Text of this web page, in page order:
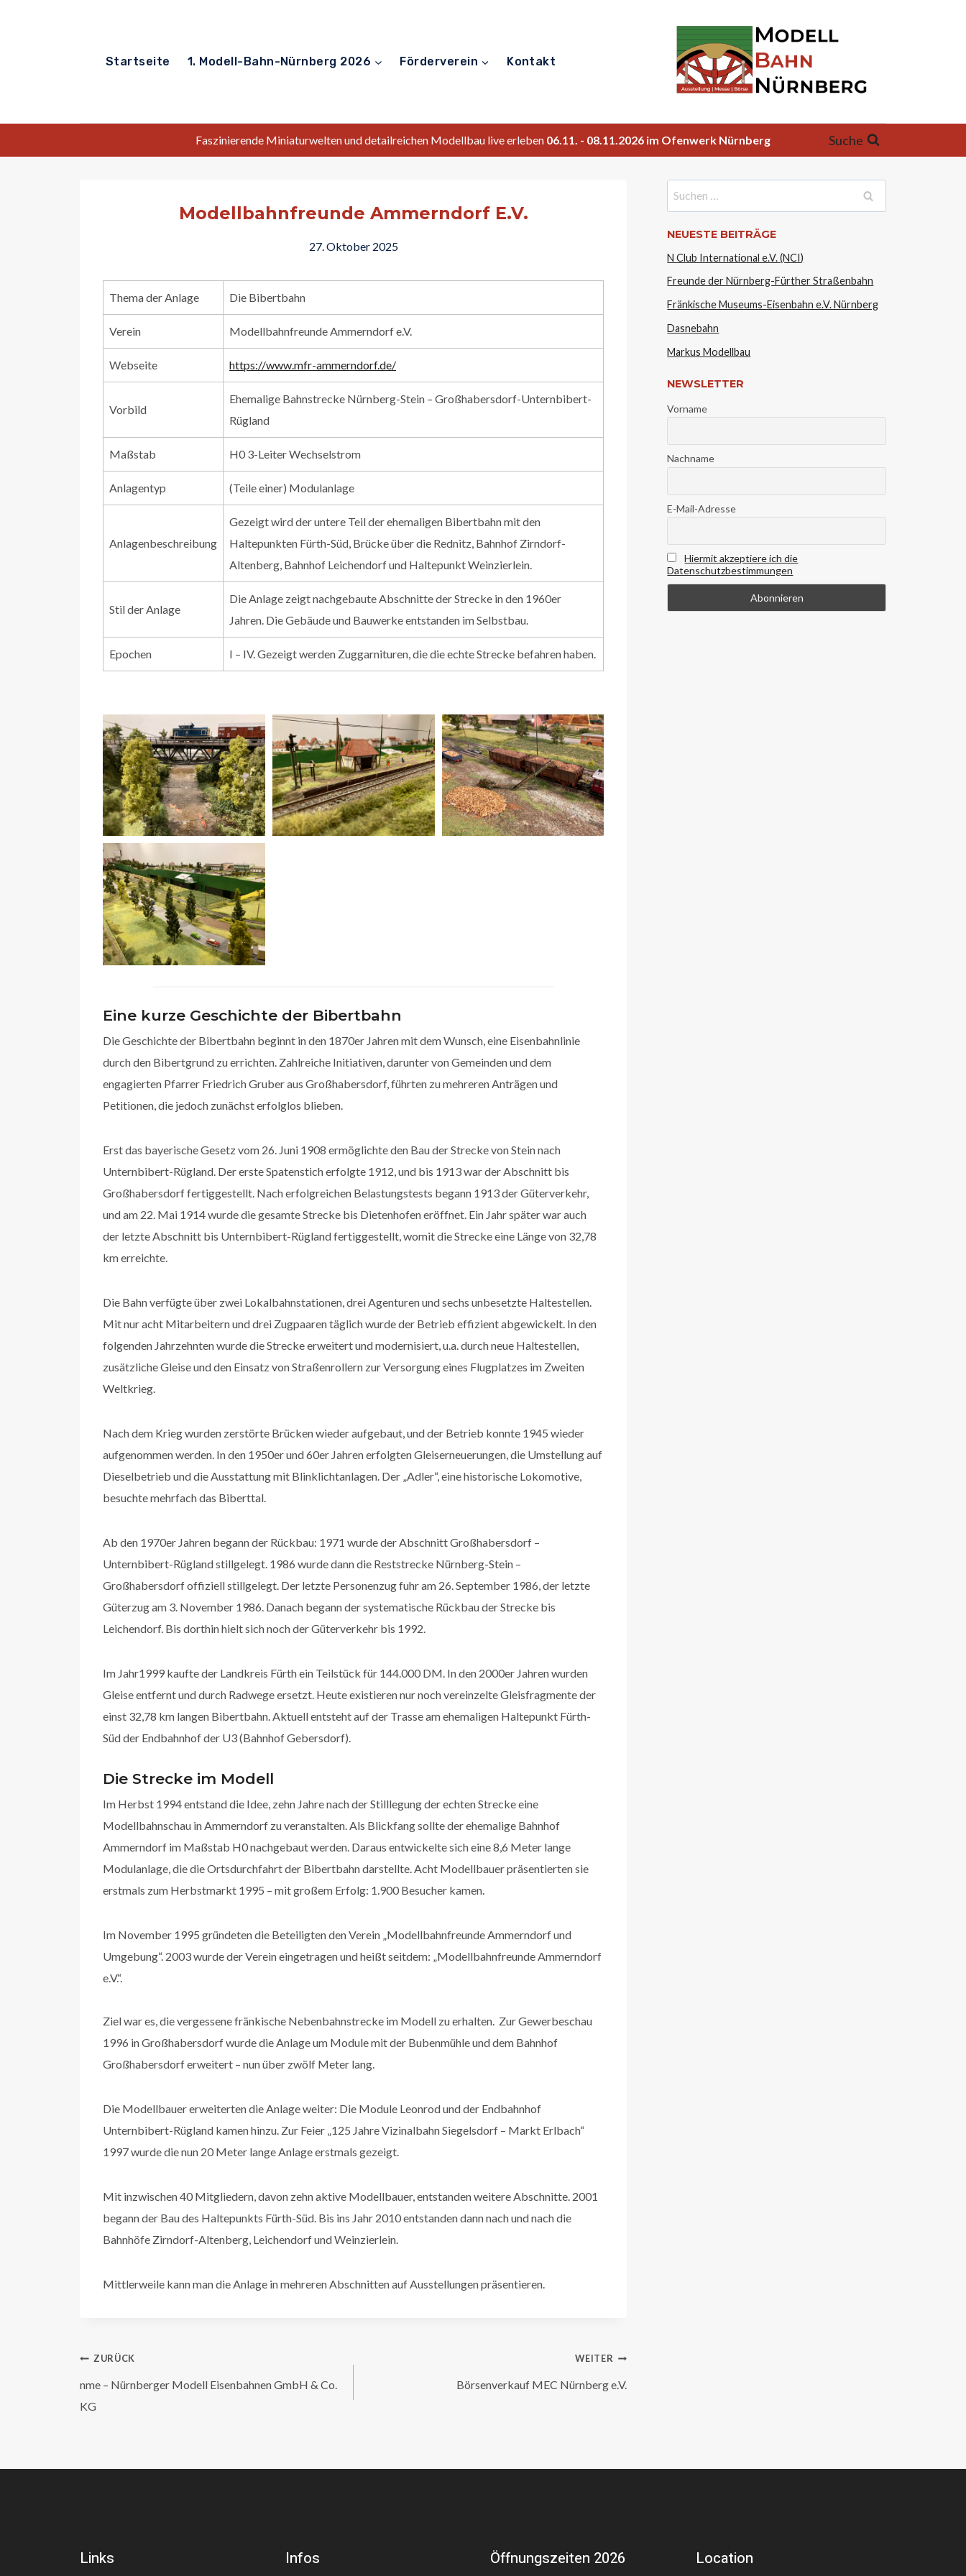
Startseite 1. Modell-Bahn-Nürnberg 2026 Förderverein Kontakt
Faszinierende Miniaturwelten und detailreichen Modellbau live erleben 06.11. - 08.11.2026 im Ofenwerk Nürnberg Suche
Modellbahnfreunde Ammerndorf E.V.
27. Oktober 2025
Thema der Anlage Die Bibertbahn
Verein Modellbahnfreunde Ammerndorf e.V.
Webseite https://www.mfr-ammerndorf.de/
Vorbild
Ehemalige Bahnstrecke Nürnberg-Stein – Großhabersdorf-Unternbibert-
Rügland
Maßstab H0 3-Leiter Wechselstrom
Anlagentyp (Teile einer) Modulanlage
Anlagenbeschreibung
Gezeigt wird der untere Teil der ehemaligen Bibertbahn mit den
Haltepunkten Fürth-Süd, Brücke über die Rednitz, Bahnhof Zirndorf-
Altenberg, Bahnhof Leichendorf und Haltepunkt Weinzierlein.
Stil der Anlage
Die Anlage zeigt nachgebaute Abschnitte der Strecke in den 1960er
Jahren. Die Gebäude und Bauwerke entstanden im Selbstbau.
Epochen I – IV. Gezeigt werden Zuggarnituren, die die echte Strecke befahren haben.
Eine kurze Geschichte der Bibertbahn
Die Geschichte der Bibertbahn beginnt in den 1870er Jahren mit dem Wunsch, eine Eisenbahnlinie
durch den Bibertgrund zu errichten. Zahlreiche Initiativen, darunter von Gemeinden und dem
engagierten Pfarrer Friedrich Gruber aus Großhabersdorf, führten zu mehreren Anträgen und
Petitionen, die jedoch zunächst erfolglos blieben.
Erst das bayerische Gesetz vom 26. Juni 1908 ermöglichte den Bau der Strecke von Stein nach
Unternbibert-Rügland. Der erste Spatenstich erfolgte 1912, und bis 1913 war der Abschnitt bis
Großhabersdorf fertiggestellt. Nach erfolgreichen Belastungstests begann 1913 der Güterverkehr,
und am 22. Mai 1914 wurde die gesamte Strecke bis Dietenhofen eröffnet. Ein Jahr später war auch
der letzte Abschnitt bis Unternbibert-Rügland fertiggestellt, womit die Strecke eine Länge von 32,78
km erreichte.
Die Bahn verfügte über zwei Lokalbahnstationen, drei Agenturen und sechs unbesetzte Haltestellen.
Mit nur acht Mitarbeitern und drei Zugpaaren täglich wurde der Betrieb effizient abgewickelt. In den
folgenden Jahrzehnten wurde die Strecke erweitert und modernisiert, u.a. durch neue Haltestellen,
zusätzliche Gleise und den Einsatz von Straßenrollern zur Versorgung eines Flugplatzes im Zweiten
Weltkrieg.
Nach dem Krieg wurden zerstörte Brücken wieder aufgebaut, und der Betrieb konnte 1945 wieder
aufgenommen werden. In den 1950er und 60er Jahren erfolgten Gleiserneuerungen, die Umstellung auf
Dieselbetrieb und die Ausstattung mit Blinklichtanlagen. Der „Adler“, eine historische Lokomotive,
besuchte mehrfach das Biberttal.
Ab den 1970er Jahren begann der Rückbau: 1971 wurde der Abschnitt Großhabersdorf –
Unternbibert-Rügland stillgelegt. 1986 wurde dann die Reststrecke Nürnberg-Stein –
Großhabersdorf offiziell stillgelegt. Der letzte Personenzug fuhr am 26. September 1986, der letzte
Güterzug am 3. November 1986. Danach begann der systematische Rückbau der Strecke bis
Leichendorf. Bis dorthin hielt sich noch der Güterverkehr bis 1992.
Im Jahr1999 kaufte der Landkreis Fürth ein Teilstück für 144.000 DM. In den 2000er Jahren wurden
Gleise entfernt und durch Radwege ersetzt. Heute existieren nur noch vereinzelte Gleisfragmente der
einst 32,78 km langen Bibertbahn. Aktuell entsteht auf der Trasse am ehemaligen Haltepunkt Fürth-
Süd der Endbahnhof der U3 (Bahnhof Gebersdorf).
Die Strecke im Modell
Im Herbst 1994 entstand die Idee, zehn Jahre nach der Stilllegung der echten Strecke eine
Modellbahnschau in Ammerndorf zu veranstalten. Als Blickfang sollte der ehemalige Bahnhof
Ammerndorf im Maßstab H0 nachgebaut werden. Daraus entwickelte sich eine 8,6 Meter lange
Modulanlage, die die Ortsdurchfahrt der Bibertbahn darstellte. Acht Modellbauer präsentierten sie
erstmals zum Herbstmarkt 1995 – mit großem Erfolg: 1.900 Besucher kamen.
Im November 1995 gründeten die Beteiligten den Verein „Modellbahnfreunde Ammerndorf und
Umgebung“. 2003 wurde der Verein eingetragen und heißt seitdem: „Modellbahnfreunde Ammerndorf
e.V.“.
Ziel war es, die vergessene fränkische Nebenbahnstrecke im Modell zu erhalten. Zur Gewerbeschau
1996 in Großhabersdorf wurde die Anlage um Module mit der Bubenmühle und dem Bahnhof
Großhabersdorf erweitert – nun über zwölf Meter lang.
Die Modellbauer erweiterten die Anlage weiter: Die Module Leonrod und der Endbahnhof
Unternbibert-Rügland kamen hinzu. Zur Feier „125 Jahre Vizinalbahn Siegelsdorf – Markt Erlbach“
1997 wurde die nun 20 Meter lange Anlage erstmals gezeigt.
Mit inzwischen 40 Mitgliedern, davon zehn aktive Modellbauer, entstanden weitere Abschnitte. 2001
begann der Bau des Haltepunkts Fürth-Süd. Bis ins Jahr 2010 entstanden dann nach und nach die
Bahnhöfe Zirndorf-Altenberg, Leichendorf und Weinzierlein.
Mittlerweile kann man die Anlage in mehreren Abschnitten auf Ausstellungen präsentieren.
Beitragsnavigation
ZURÜCK
nme – Nürnberger Modell Eisenbahnen GmbH & Co.
KG
WEITER
Börsenverkauf MEC Nürnberg e.V.
nach:
NEUESTE BEITRÄGE
N Club International e.V. (NCI)
Freunde der Nürnberg-Fürther Straßenbahn
Fränkische Museums-Eisenbahn e.V. Nürnberg
Dasnebahn
Markus Modellbau
NEWSLETTER
Vorname
Nachname
E-Mail-Adresse
Hiermit akzeptiere ich die
Datenschutzbestimmungen
Links Infos Öffnungszeiten 2026 Location